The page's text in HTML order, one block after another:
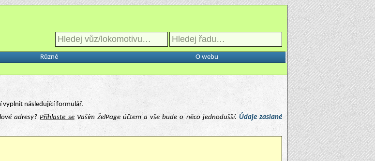
Různé O webu
vyplnit následující formulář.
adresy?Přihlaste seVaším ŽelPage účtem a vše bude o něco jednodušší. Údaje zaslané